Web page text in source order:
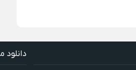
دانلود